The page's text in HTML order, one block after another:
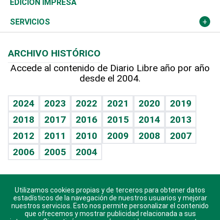
Resto del mundo
Economía personal
Podcast Arte Libre
Hablando con el pediatra
Vida y familia
Eñe
Celebrando la vida
Sin complejos
En pocas palabras
Escuchando al corazón
Economía Personal
Más deportes
Línea de hit
TBT Deportivo
Columnistas
Más firmas
Cambio climático
Deportes
Opinión
Hecho en casa
Guía del dinero
EDICIÓN IMPRESA
SERVICIOS
Cumpleaños
Horóscopos
Crucigramas
ARCHIVO HISTÓRICO
Accede al contenido de Diario Libre año por año
desde el 2004.
2024 2023 2022 2021 2020
2019
2018
2017 2016 2015 2014
2013
2012
2011 2010 2009 2008
2007
2006
2005 2004
Descarga nuestras aplicaciones para Android, iOS y
sistema Huawei.
Utilizamos cookies propias y de terceros para obtener datos
estadísticos de la navegación de nuestros usuarios y mejorar
nuestros servicios. Esto nos permite personalizar el contenido
que ofrecemos y mostrar publicidad relacionada a sus